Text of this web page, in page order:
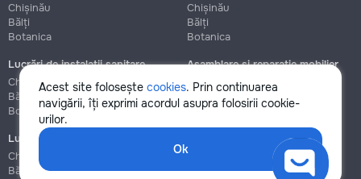
Acest site folosește cookies. Prin continuarea
navigării, îți exprimi acordul asupra folosirii cookie-
urilor.
Ok
Chișinău
Bălți
Botanica
Chișinău
Bălți
Botanica
Lucrări de instalații sanitare
Chișinău
Bălți
Botanica
Asamblare și reparație mobilier
Chișinău
Botanica
Lucrări de construcție și instalare
Chișinău
Bălți